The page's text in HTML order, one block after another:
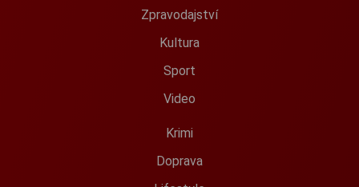
Zpravodajství
Kultura
Sport
Video
Krimi
Doprava